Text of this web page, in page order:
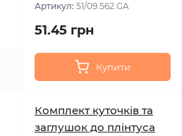
Артикул: 51/09.562.GA
51.45 грн
Купити
Комплект куточків та
заглушок до плінтуса